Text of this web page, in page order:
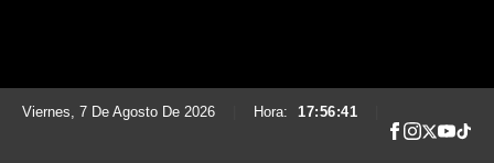
Viernes, 7 De Agosto De 2026 Hora: 17:56:43